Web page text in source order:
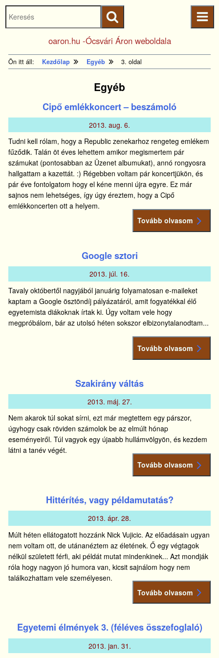
Ugrás a fő
Kezdőlapra
ugrás
oaron.hu -Ócsvári Áron weboldala
Keresés
indítása
Ön itt áll: Kezdőlap Egyéb 3. oldal
Egyéb
Cipő emlékkoncert – beszámoló
2013. aug. 6.
Tudni kell rólam, hogy a Republic zenekarhoz rengeteg emlékem
fűződik. Talán öt éves lehettem amikor megismertem pár
számukat (pontosabban az Üzenet albumukat), annó rongyosra
hallgattam a kazettát. :) Régebben voltam pár koncertjükön, és
pár éve fontolgatom hogy el kéne menni újra egyre. Ez már
sajnos nem lehetséges, így úgy éreztem, hogy a Cipő
emlékkoncerten ott a helyem.
Tovább olvasom
Google sztori
2013. júl. 16.
Tavaly októbertől nagyjából januárig folyamatosan e-maileket
kaptam a Google ösztöndíj pályázatáról, amit fogyatékkal élő
egyetemista diákoknak írtak ki. Úgy voltam vele hogy
megpróbálom, bár az utolsó héten sokszor elbizonytalanodtam...
Tovább olvasom
Szakirány váltás
2013. máj. 27.
Nem akarok túl sokat sírni, ezt már megtettem egy párszor,
úgyhogy csak röviden számolok be az elmúlt hónap
eseményeiről. Túl vagyok egy újaabb hullámvölgyön, és kezdem
látni a tanév végét.
Tovább olvasom
Hittérítés, vagy példamutatás?
2013. ápr. 28.
Múlt héten ellátogatott hozzánk Nick Vujicic. Az előadásain ugyan
nem voltam ott, de utánanéztem az életének. Ő egy végtagok
nélkül született férfi, aki példát mutat mindenkinek... Azt mondják
róla hogy nagyon jó humora van, kicsit sajnálom hogy nem
találkozhattam vele személyesen.
Tovább olvasom
Egyetemi élmények 3. (féléves összefoglaló)
2013. jan. 31.